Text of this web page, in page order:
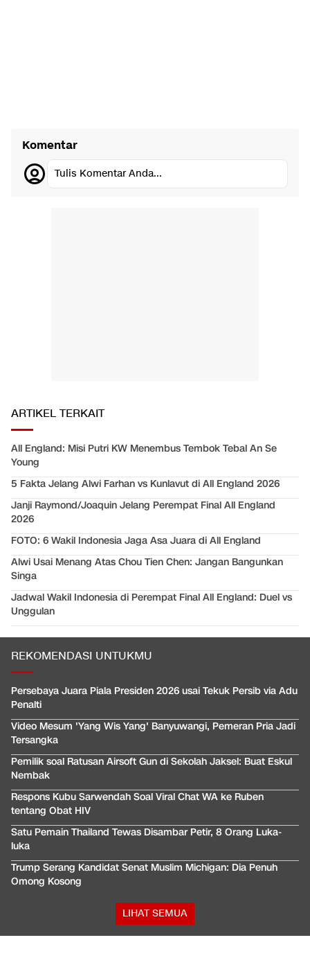
Komentar
Tulis Komentar Anda...
ARTIKEL TERKAIT
All England: Misi Putri KW Menembus Tembok Tebal An Se
Young
5 Fakta Jelang Alwi Farhan vs Kunlavut di All England 2026
Janji Raymond/Joaquin Jelang Perempat Final All England
2026
FOTO: 6 Wakil Indonesia Jaga Asa Juara di All England
Alwi Usai Menang Atas Chou Tien Chen: Jangan Bangunkan
Singa
Jadwal Wakil Indonesia di Perempat Final All England: Duel vs
Unggulan
REKOMENDASI UNTUKMU
Persebaya Juara Piala Presiden 2026 usai Tekuk Persib via Adu
Penalti
Video Mesum 'Yang Wis Yang' Banyuwangi, Pemeran Pria Jadi
Tersangka
Pemilik soal Ratusan Airsoft Gun di Sekolah Jaksel: Buat Eskul
Nembak
Respons Kubu Sarwendah Soal Viral Chat WA ke Ruben
tentang Obat HIV
Satu Pemain Thailand Tewas Disambar Petir, 8 Orang Luka-
luka
Trump Serang Kandidat Senat Muslim Michigan: Dia Penuh
Omong Kosong
LIHAT SEMUA